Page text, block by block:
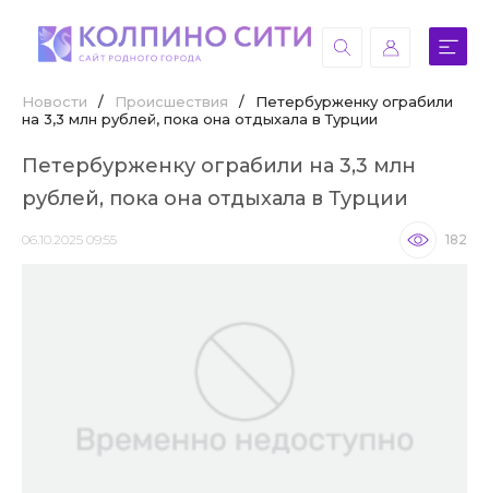
Новости / Происшествия /
Петербурженку ограбили
на 3,3 млн рублей, пока она отдыхала в Турции
Петербурженку ограбили на 3,3 млн
рублей, пока она отдыхала в Турции
06.10.2025 09:55 182